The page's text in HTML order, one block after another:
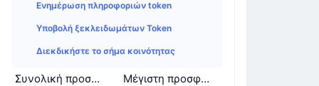
Ενημέρωση πληροφοριών token
Υποβολή ξεκλειδωμάτων Token
Διεκδικήστε το σήμα κοινότητας
Συνολική προσφορά
Μέγιστη προσφορά